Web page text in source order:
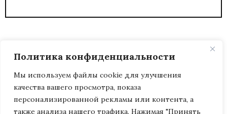
Политика конфиденциальности
Мы используем файлы cookie для улучшения
качества вашего просмотра, показа
персонализированной рекламы или контента, а
также анализа нашего трафика. Нажимая "Принять
ДИРЕКТОР.